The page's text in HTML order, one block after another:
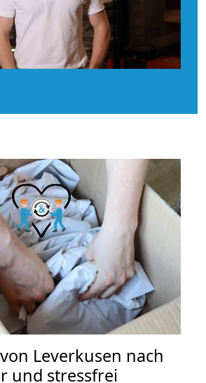
Leverkusen nach
und stressfrei